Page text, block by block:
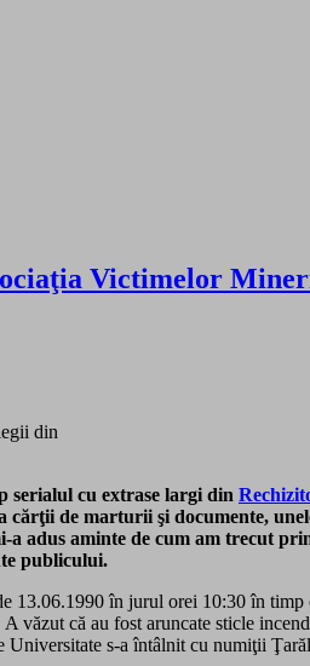
Victimelor
din
cu extrase largi din
de marturii şi documente,
aminte de cum am trecut
publicului.
în jurul orei 10:30 în
că au fost aruncate sticle
s-a întâlnit cu numiţii